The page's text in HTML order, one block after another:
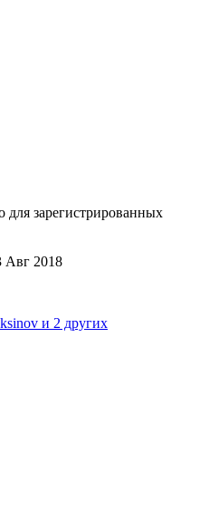
зарегистрированных
Авг 2018
и 2 других